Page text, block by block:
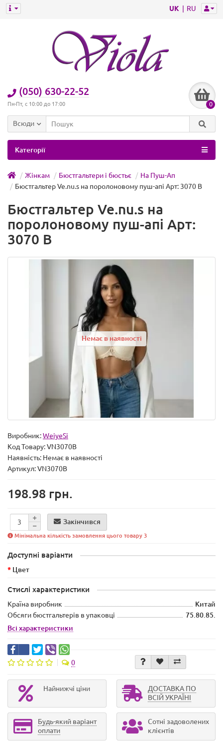
UK RU
(050) 630-22-52
Пн-Пт, с 10:00 до 17:00 0
Всюди
Категорії
Жінкам Бюстгальтери і бюстьє
На Пуш-Ап
Бюстгальтер Ve.nu.s на поролоновому пуш-апі Арт: 3070 B
Бюстгальтер Ve.nu.s на
поролоновому пуш-апі Арт:
3070 B
Немає в наявності
Виробник:WeiyeSi
Код Товару:VN3070B
Наявність: Немає в наявності
Артикул: VN3070B
198.98 грн.
Закінчився
Мінімальна кількість замовлення цього товару 3
Доступні варіанти
Цвет
Стислі характеристики
Країна виробник
Китай
Обсяги бюстгальтерів в упаковці
75.80.85.
Всі характеристики
0
Найнижчі ціни
ДОСТАВКА ПО
ВСІЙ УКРАЇНІ
Будь-який варіант
оплати
Сотні задоволених
клієнтів